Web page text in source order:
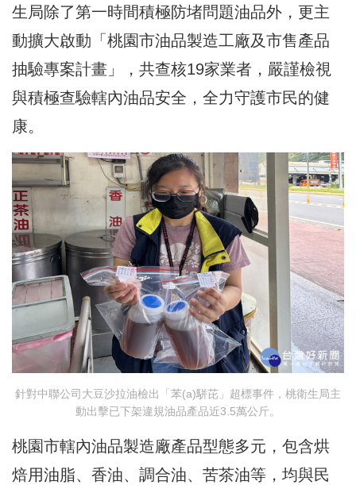
生局除了第一時間積極防堵問題油品外，更主
動擴大啟動「桃園市油品製造工廠及市售產品
抽驗專案計畫」，共查核19家業者，嚴謹檢視
與積極查驗轄內油品安全，全力守護市民的健
康。
針對中聯公司大豆沙拉油檢出「苯(a)駢芘」超標事件，桃衛生局主
動出擊已下架違規油品產品近3.5萬公斤。
桃園市轄內油品製造廠產品型態多元，包含烘
焙用油脂、香油、調合油、苦茶油等，均與民